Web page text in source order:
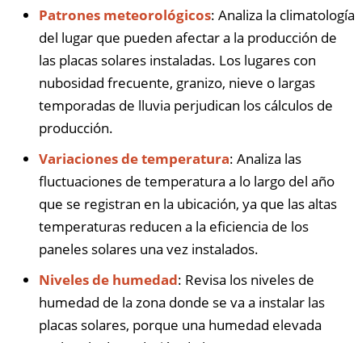
Patrones meteorológicos: Analiza la climatología
del lugar que pueden afectar a la producción de
las placas solares instaladas. Los lugares con
nubosidad frecuente, granizo, nieve o largas
temporadas de lluvia perjudican los cálculos de
producción.
Variaciones de temperatura: Analiza las
fluctuaciones de temperatura a lo largo del año
que se registran en la ubicación, ya que las altas
temperaturas reducen a la eficiencia de los
paneles solares una vez instalados.
Niveles de humedad: Revisa los niveles de
humedad de la zona donde se va a instalar las
placas solares, porque una humedad elevada